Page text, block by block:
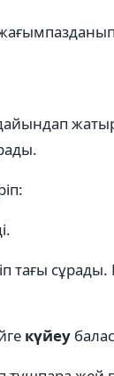
тағы
күйеу